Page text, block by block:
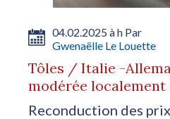
04.02.2025 à h Par
Gwenaëlle Le Louette
Tôles / Italie -
modérée
Reconduction des prix